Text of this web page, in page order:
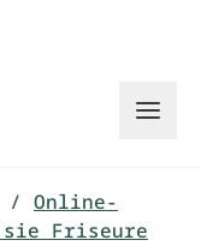
/ Online-
sie Friseure